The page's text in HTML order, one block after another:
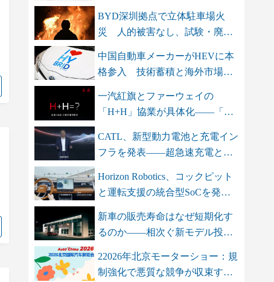
BYD深圳拠点で立体駐車場火
災 人的被害なし、試験・廃車
中国自動車メーカーがHEVに本
格参入 技術蓄積と海外市場を
一汽紅旗とファーウェイの
「H+H」協業が具体化――「三
CATL、新型動力電池と充電イン
フラを発表――超急速充電と高
Horizon Robotics、コックピット
と運転支援の統合型SoCを発
新車の販売寿命はなぜ短期化す
るのか――相次ぐ新モデル投入
22026年北京モーターショー：規
制強化で悪質な競争が収束する